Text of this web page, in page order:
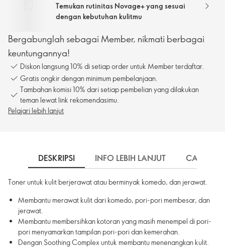
Temukan rutinitas Novage+ yang sesuai
dengan kebutuhan kulitmu
Bergabunglah sebagai Member, nikmati berbagai
keuntungannya!
Diskon langsung 10% di setiap order untuk Member terdaftar.
Gratis ongkir dengan minimum pembelanjaan.
Tambahan komisi 10% dari setiap pembelian yang dilakukan
teman lewat link rekomendasimu.
Pelajari lebih lanjut
DESKRIPSI INFO LEBIH LANJUT CARA
Toner untuk kulit berjerawat atau berminyak komedo, dan jerawat.
Membantu merawat kulit dari komedo, pori-pori membesar, dan
jerawat.
Membantu membersihkan kotoran yang masih menempel di pori-
pori menyamarkan tampilan pori-pori dan kemerahan.
Dengan Soothing Complex untuk membantu menenangkan kulit.